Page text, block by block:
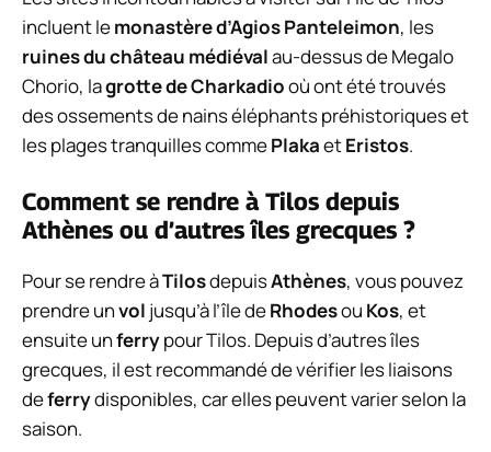
incluent lemonastère d’Agios Panteleimon, les
ruines du château médiévalau-dessus de Megalo
Chorio, lagrotte de Charkadiooù ont été trouvés
des ossements de nains éléphants préhistoriques et
les plages tranquilles commePlakaetEristos.
Comment se rendre à Tilos depuis
Athènes ou d’autres îles grecques ?
Pour se rendre àTilosdepuisAthènes, vous pouvez
prendre unvol jusqu’à l’île deRhodesou Kos, et
ensuite unferrypour Tilos. Depuis d’autres îles
grecques, il est recommandé de vérifier les liaisons
deferrydisponibles, car elles peuvent varier selon la
saison.